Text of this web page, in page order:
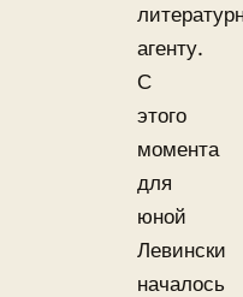
агенту.
С
этого
момента
для
юной
Левински
началось